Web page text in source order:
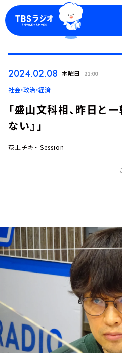
お知らせ
イベント・グッズ
YouTube
会社情報
2024.02.08 木曜日 21:00
社会・政治・経済
「盛山文科相、昨日と
ない』」
荻上チキ・ Session